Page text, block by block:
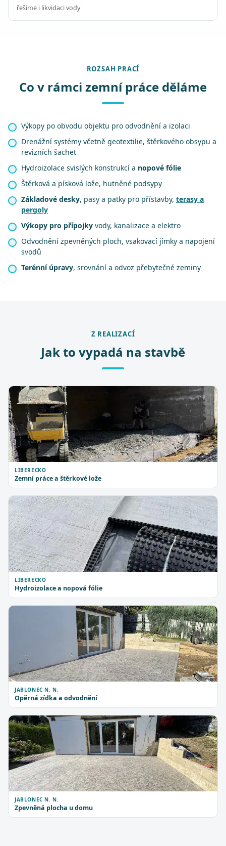
řešíme i likvidaci vody
ROZSAH PRACÍ
Co v rámci zemní práce děláme
Výkopy po obvodu objektu pro odvodnění a izolaci
Drenážní systémy včetně geotextilie, štěrkového obsypu a
revizních šachet
Hydroizolace svislých konstrukcí a nopové fólie
Štěrková a písková lože, hutněné podsypy
Základové desky, pasy a patky pro přístavby, terasy a
pergoly
Výkopy pro přípojky vody, kanalizace a elektro
Odvodnění zpevněných ploch, vsakovací jímky a napojení
svodů
Terénní úpravy, srovnání a odvoz přebytečné zeminy
Z REALIZACÍ
Jak to vypadá na stavbě
LIBERECKO
Zemní práce a štěrkové lože
LIBERECKO
Hydroizolace a nopová fólie
JABLONEC N. N.
Opěrná zídka a odvodnění
JABLONEC N. N.
Zpevněná plocha u domu